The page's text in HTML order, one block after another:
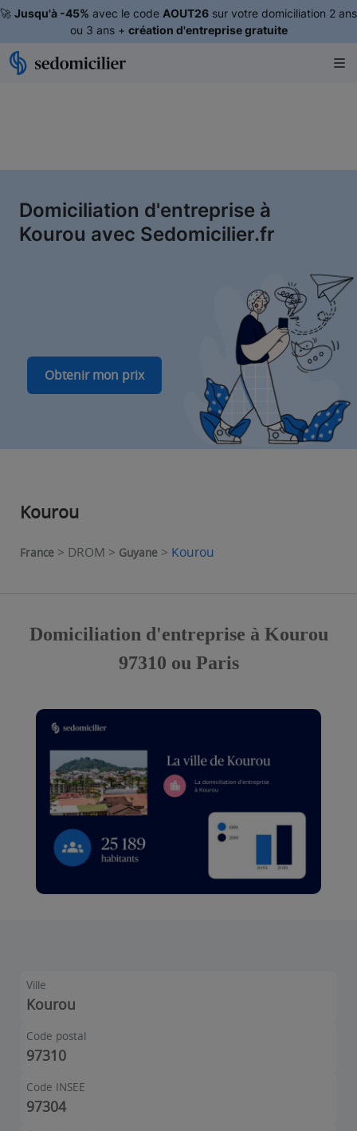
🚀 Jusqu'à -45% avec le code AOUT26 sur votre domiciliation 2 ans
ou 3 ans + création d'entreprise gratuite
Domiciliation d'entreprise à
Kourou avec Sedomicilier.fr
Obtenir mon prix
Kourou
France > DROM > Guyane > Kourou
Domiciliation d'entreprise à Kourou
97310 ou Paris
Ville
Kourou
Code postal
97310
Code INSEE
97304